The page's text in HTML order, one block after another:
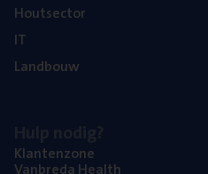
Hout­sec­tor
IT
Land­bouw
Klan­ten­zo­ne
Van­b­re­da Health